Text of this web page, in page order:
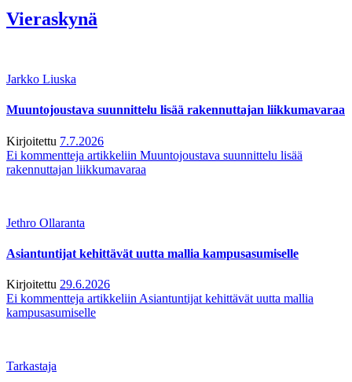
Vieraskynä
Jarkko Liuska
Muuntojoustava suunnittelu lisää rakennuttajan liikkumavaraa
Kirjoitettu 7.7.2026
Ei kommentteja artikkeliin Muuntojoustava suunnittelu lisää
rakennuttajan liikkumavaraa
Jethro Ollaranta
Asiantuntijat kehittävät uutta mallia kampusasumiselle
Kirjoitettu 29.6.2026
Ei kommentteja artikkeliin Asiantuntijat kehittävät uutta mallia
kampusasumiselle
Tarkastaja